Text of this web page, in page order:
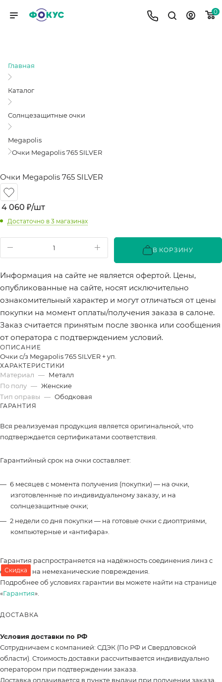
0
Главная
Каталог
Солнцезащитные очки
Megapolis
Очки Megapolis 765 SILVER
Скидка
Очки Megapolis 765 SILVER
4 060 ₽/шт
Достаточно в 3 магазинах
В КОРЗИНУ
Информация на сайте не является офертой. Цены,
опубликованные на сайте, носят исключительно
ознакомительный характер и могут отличаться от цены
покупки на момент оплаты/получения заказа в салоне.
Заказ считается принятым после звонка или сообщения
от оператора с подтверждением условий.
ОПИСАНИЕ
Очки с/з Megapolis 765 SILVER + уп.
ХАРАКТЕРИСТИКИ
Материал — Металл
По полу — Женские
Тип оправы — Ободковая
ГАРАНТИЯ
Вся реализуемая продукция является оригинальной, что
подтверждается сертификатами соответствия.
Гарантийный срок на очки составляет:
6 месяцев с момента получения (покупки) — на очки,
изготовленные по индивидуальному заказу, и на
солнцезащитные очки;
2 недели со дня покупки — на готовые очки с диоптриями,
компьютерные и «антифара».
Гарантия распространяется на надёжность соединения линз с
оправой, на немеханические повреждения.
Подробнее об условиях гарантии вы можете найти на странице
«Гарантия».
ДОСТАВКА
Условия доставки по РФ
Сотрудничаем с компанией: СДЭК (По РФ и Свердловской
области). Стоимость доставки рассчитывается индивидуально
оператором при подтверждении заказа.
Доставка оплачивается в пункте выдачи при получении заказа.